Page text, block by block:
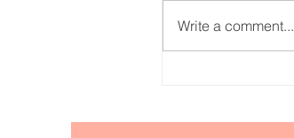
Write a comment...